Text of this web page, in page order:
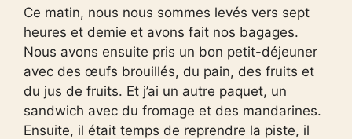
Ce matin, nous nous sommes levés vers sept
heures et demie et avons fait nos bagages.
Nous avons ensuite pris un bon petit-déjeuner
avec des œufs brouillés, du pain, des fruits et
du jus de fruits. Et j’ai un autre paquet, un
sandwich avec du fromage et des mandarines.
Ensuite, il était temps de reprendre la piste, il